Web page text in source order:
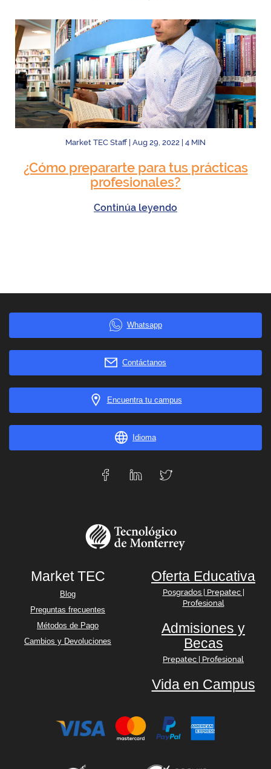
Market TEC Staff Aug 29, 2022 4 MIN
¿Cómo prepararte para tus prácticas
profesionales?
Continúa leyendo
Whatsapp
Contáctanos
Encuentra tu campus
Idioma
Market TEC
Blog
Preguntas frecuentes
Métodos de Pago
Cambios y Devoluciones
Oferta Educativa
Posgrados | Prepatec |
Profesional
Admisiones y
Becas
Prepatec | Profesional
Vida en Campus